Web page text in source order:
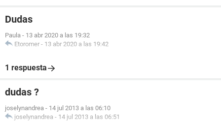
Dudas
Paula - 13 abr 2020 a las 19:32
Etoromer - 13 abr 2020 a las 19:42
1 respuesta
dudas ?
joselynandrea - 14 jul 2013 a las 06:10
joselynandrea - 14 jul 2013 a las 06:51